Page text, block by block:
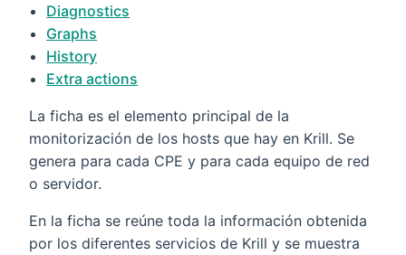
Diagnostics
Graphs
History
Extra actions
La ficha es el elemento principal de la
monitorización de los hosts que hay en Krill. Se
genera para cada CPE y para cada equipo de red
o servidor.
En la ficha se reúne toda la información obtenida
por los diferentes servicios de Krill y se muestra